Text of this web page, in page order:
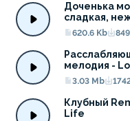
Доченька
сладкая,
620.6 Kb
мелодия -
3.03 Mb
Клубный
Life